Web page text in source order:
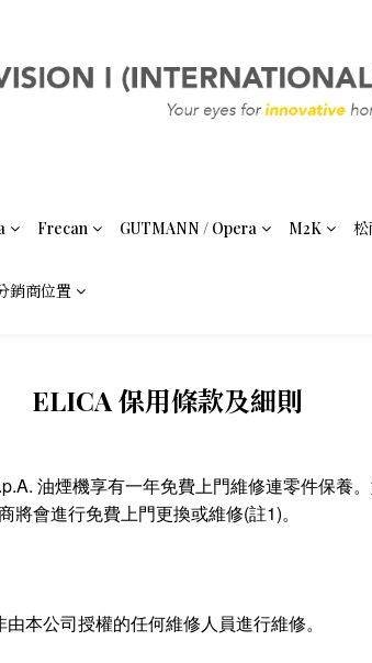
Frecan GUTMANN / Opera M2K
銷商位置
ELICA 保用條款及細則
油煙機享有一年免費上門維修連零件保養
將會進行免費上門更換或維修(註1)。
本公司授權的任何維修人員進行維修。